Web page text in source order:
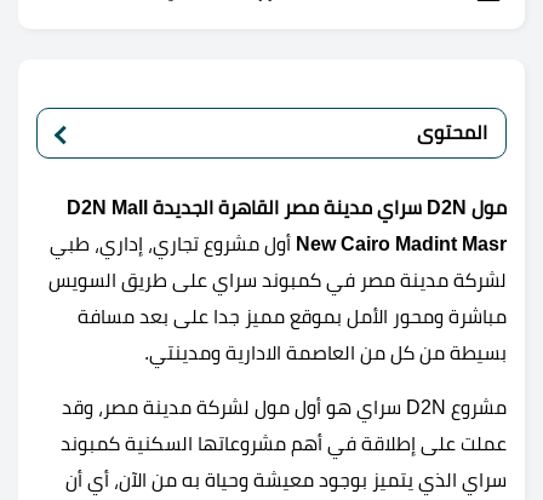
المحتوى
مول D2N سراي مدينة مصر القاهرة الجديدة D2N Mall
New Cairo Madint Masr أول مشروع تجاري، إداري، طبي
لشركة مدينة مصر في كمبوند سراي على طريق السويس
مباشرة ومحور الأمل بموقع مميز جدا على بعد مسافة
بسيطة من كل من العاصمة الادارية ومدينتي.
مشروع D2N سراي هو أول مول لشركة مدينة مصر، وقد
عملت على إطلاقة في أهم مشروعاتها السكنية كمبوند
سراي الذي يتميز بوجود معيشة وحياة به من الآن، أي أن